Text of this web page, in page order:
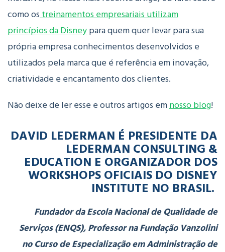
como ostreinamentos empresariais utilizam
princípios da Disneypara quem quer levar para sua
própria empresa conhecimentos desenvolvidos e
utilizados pela marca que é referência em inovação,
criatividade e encantamento dos clientes.
Não deixe de ler esse e outros artigos emnosso blog!
DAVID LEDERMAN É PRESIDENTE DA
LEDERMAN CONSULTING &
EDUCATION E ORGANIZADOR DOS
WORKSHOPS OFICIAIS DO DISNEY
INSTITUTE NO BRASIL.
Fundador da Escola Nacional de Qualidade de
Serviços (ENQS), Professor na Fundação Vanzolini
no Curso de Especialização em Administração de